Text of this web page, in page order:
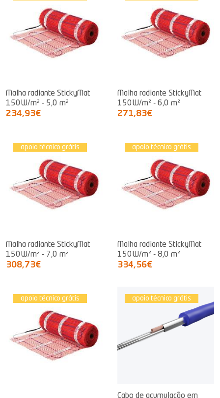
Malha radiante StickyMat
150W/m² - 5,0 m²
234,93€
Malha radiante StickyMat
150W/m² - 6,0 m²
271,83€
apoio técnico grátis
Malha radiante StickyMat
150W/m² - 7,0 m²
308,73€
apoio técnico grátis
Malha radiante StickyMat
150W/m² - 8,0 m²
334,56€
apoio técnico grátis apoio técnico grátis
Cabo de acumulação em